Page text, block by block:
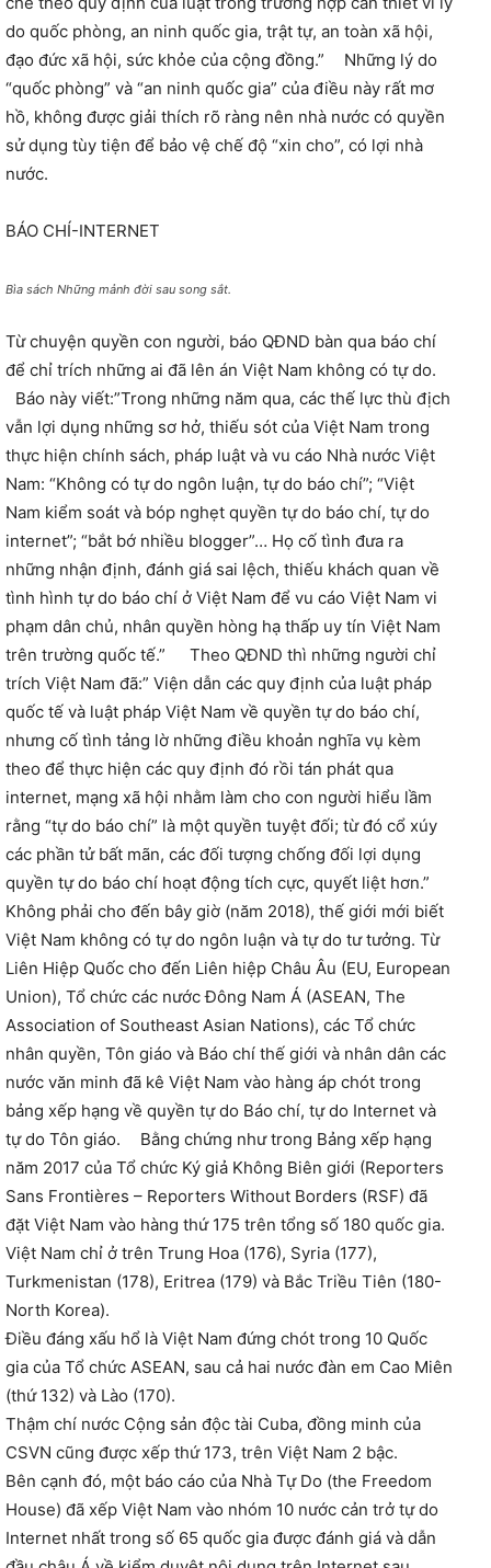
do quốc phòng, an ninh quốc gia, trật tự, an toàn xã hội,
đạo đức xã hội, sức khỏe của cộng đồng.” Những lý do
“quốc phòng” và “an ninh quốc gia” của điều này rất mơ
hồ, không được giải thích rõ ràng nên nhà nước có quyền
sử dụng tùy tiện để bảo vệ chế độ “xin cho”, có lợi nhà
nước.
BÁO CHÍ-INTERNET
Bìa sách Những mảnh đời sau song sắt.
Từ chuyện quyền con người, báo QĐND bàn qua báo chí
để chỉ trích những ai đã lên án Việt Nam không có tự do.
Báo này viết:”Trong những năm qua, các thế lực thù địch
vẫn lợi dụng những sơ hở, thiếu sót của Việt Nam trong
thực hiện chính sách, pháp luật và vu cáo Nhà nước Việt
Nam: “Không có tự do ngôn luận, tự do báo chí”; “Việt
Nam kiểm soát và bóp nghẹt quyền tự do báo chí, tự do
internet”; “bắt bớ nhiều blogger”… Họ cố tình đưa ra
những nhận định, đánh giá sai lệch, thiếu khách quan về
tình hình tự do báo chí ở Việt Nam để vu cáo Việt Nam vi
phạm dân chủ, nhân quyền hòng hạ thấp uy tín Việt Nam
trên trường quốc tế.” Theo QĐND thì những người chỉ
trích Việt Nam đã:” Viện dẫn các quy định của luật pháp
quốc tế và luật pháp Việt Nam về quyền tự do báo chí,
nhưng cố tình tảng lờ những điều khoản nghĩa vụ kèm
theo để thực hiện các quy định đó rồi tán phát qua
internet, mạng xã hội nhằm làm cho con người hiểu lầm
rằng “tự do báo chí” là một quyền tuyệt đối; từ đó cổ xúy
các phần tử bất mãn, các đối tượng chống đối lợi dụng
quyền tự do báo chí hoạt động tích cực, quyết liệt hơn.”
Không phải cho đến bây giờ (năm 2018), thế giới mới biết
Việt Nam không có tự do ngôn luận và tự do tư tưởng. Từ
Liên Hiệp Quốc cho đến Liên hiệp Châu Âu (EU, European
Union), Tổ chức các nước Đông Nam Á (ASEAN, The
Association of Southeast Asian Nations), các Tổ chức
nhân quyền, Tôn giáo và Báo chí thế giới và nhân dân các
nước văn minh đã kê Việt Nam vào hàng áp chót trong
bảng xếp hạng về quyền tự do Báo chí, tự do Internet và
tự do Tôn giáo. Bằng chứng như trong Bảng xếp hạng
năm 2017 của Tổ chức Ký giả Không Biên giới (Reporters
Sans Frontières – Reporters Without Borders (RSF) đã
đặt Việt Nam vào hàng thứ 175 trên tổng số 180 quốc gia.
Việt Nam chỉ ở trên Trung Hoa (176), Syria (177),
Turkmenistan (178), Eritrea (179) và Bắc Triều Tiên (180-
North Korea).
Điều đáng xấu hổ là Việt Nam đứng chót trong 10 Quốc
gia của Tổ chức ASEAN, sau cả hai nước đàn em Cao Miên
(thứ 132) và Lào (170).
Thậm chí nước Cộng sản độc tài Cuba, đồng minh của
CSVN cũng được xếp thứ 173, trên Việt Nam 2 bậc.
Bên cạnh đó, một báo cáo của Nhà Tự Do (the Freedom
House) đã xếp Việt Nam vào nhóm 10 nước cản trở tự do
Internet nhất trong số 65 quốc gia được đánh giá và dẫn